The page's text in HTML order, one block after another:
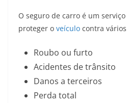
O seguro de carro é um
proteger o veículo contra
Roubo ou furto
Acidentes de trânsito
Danos a terceiros
Perda total